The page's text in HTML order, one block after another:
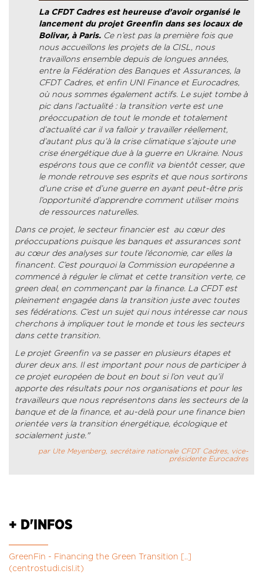
La CFDT Cadres est heureuse d’avoir organisé le
lancement du projet Greenfin dans ses locaux de
Bolivar, à Paris. Ce n’est pas la première fois que
nous accueillons les projets de la CISL, nous
travaillons ensemble depuis de longues années,
entre la Fédération des Banques et Assurances, la
CFDT Cadres, et enfin UNI Finance et Eurocadres,
où nous sommes également actifs. Le sujet tombe à
pic dans l’actualité : la transition verte est une
préoccupation de tout le monde et totalement
d’actualité car il va falloir y travailler réellement,
d’autant plus qu’à la crise climatique s’ajoute une
crise énergétique due à la guerre en Ukraine. Nous
espérons tous que ce conflit va bientôt cesser, que
le monde retrouve ses esprits et que nous sortirons
d’une crise et d’une guerre en ayant peut-être pris
l’opportunité d’apprendre comment utiliser moins
de ressources naturelles.
Dans ce projet, le secteur financier est au cœur des
préoccupations puisque les banques et assurances sont
au cœur des analyses sur toute l’économie, car elles la
financent. C’est pourquoi la Commission européenne a
commencé à réguler le climat et cette transition verte, ce
green deal, en commençant par la finance. La CFDT est
pleinement engagée dans la transition juste avec toutes
ses fédérations. C’est un sujet qui nous intéresse car nous
cherchons à impliquer tout le monde et tous les secteurs
dans cette transition.
Le projet Greenfin va se passer en plusieurs étapes et
durer deux ans. Il est important pour nous de participer à
ce projet européen de bout en bout si l’on veut qu’il
apporte des résultats pour nos organisations et pour les
travailleurs que nous représentons dans les secteurs de la
banque et de la finance, et au-delà pour une finance bien
orientée vers la transition énergétique, écologique et
socialement juste."
par Ute Meyenberg, secrétaire nationale CFDT Cadres, vice-
présidente Eurocadres
+ D'INFOS
GreenFin - Financing the Green Transition [..]
(centrostudi.cisl.it)